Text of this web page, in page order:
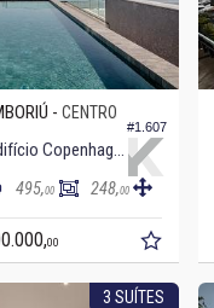
#1.607
- CENTRO
Apartamento no Edifício Copenhagen
495,00 248,00
00
3 SUÍTES